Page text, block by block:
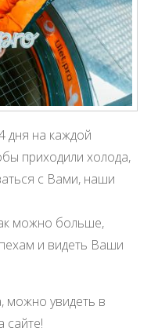
дня на каждой
приходили холода,
с Вами, наши
можно больше,
и видеть Ваши
можно увидеть в
сайте!